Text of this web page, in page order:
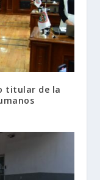
titular de la